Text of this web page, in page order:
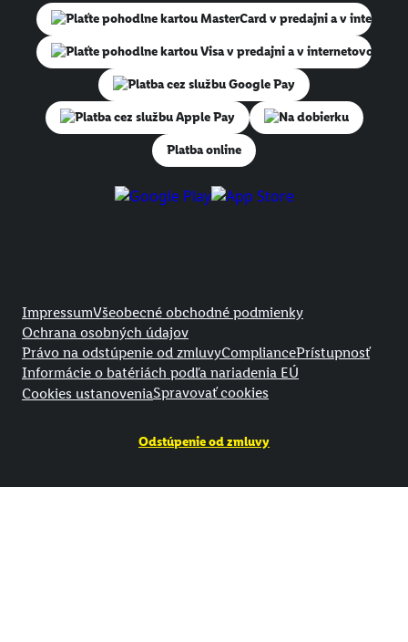
Na dobierku
Platba online
ImpressumVšeobecné obchodné podmienky
Ochrana osobných údajov
Právo na odstúpenie od zmluvyCompliancePrístupnosť
Informácie o batériách podľa nariadenia EÚ
Cookies ustanoveniaSpravovať cookies
Odstúpenie od zmluvy